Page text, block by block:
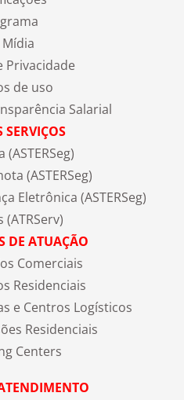
Mídia
Privacidade
de uso
Salarial
SERVIÇOS
(ASTERSeg)
(ASTERSeg)
Eletrônica (ASTERSeg)
(ATRServ)
DE ATUAÇÃO
Comerciais
Residenciais
e Centros Logísticos
Residenciais
Centers